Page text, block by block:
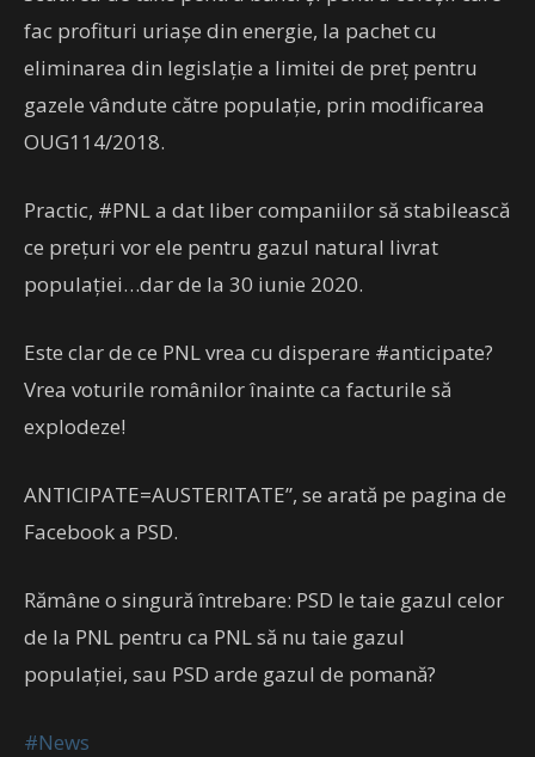
fac profituri uriașe din energie, la pachet cu
eliminarea din legislație a limitei de preț pentru
gazele vândute către populație, prin modificarea
OUG114/2018.
Practic, #PNL a dat liber companiilor să stabilească
ce prețuri vor ele pentru gazul natural livrat
populației…dar de la 30 iunie 2020.
Este clar de ce PNL vrea cu disperare #anticipate?
Vrea voturile românilor înainte ca facturile să
explodeze!
ANTICIPATE=AUSTERITATE”, se arată pe pagina de
Facebook a PSD.
Rămâne o singură întrebare: PSD le taie gazul celor
de la PNL pentru ca PNL să nu taie gazul
populației, sau PSD arde gazul de pomană?
#News